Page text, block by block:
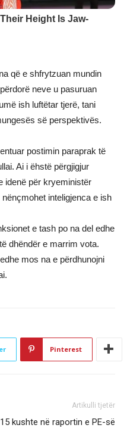
që e shfrytzuan mundin
neve u pasuruan
ish luftëtar tjerë, tani
së perspektivës.
postimin paraprak të
Ai i ëhstë përgjigjur
idenë për kryeministër
inteligjenca e ish
e tash po na del edhe
dhëndër e marrim vota.
mos na e përdhunojni
Pinterest
Artikulli tjetër
15 kushte në raportin e PE-së